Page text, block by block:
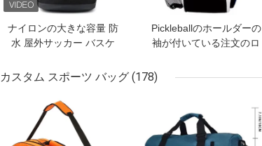
ナイロンの大きな容量 防
水 屋外サッカー バスケ
Pickleballのホールダーの
袖が付いている注文のロ
カスタム スポーツ バッグ (178)
ベストプライス